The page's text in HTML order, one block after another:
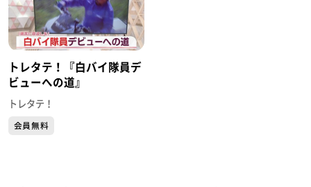
トレタテ！『白バイ隊員デ
ビューへの道』
トレタテ！
会員無料